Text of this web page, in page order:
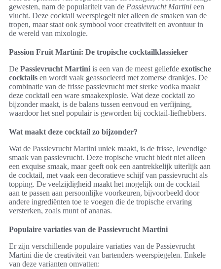
gewesten, nam de populariteit van de Passievrucht Martini een
vlucht. Deze cocktail weerspiegelt niet alleen de smaken van de
tropen, maar staat ook symbool voor creativiteit en avontuur in
de wereld van mixologie.
Passion Fruit Martini: De tropische cocktailklassieker
De Passievrucht Martini is een van de meest geliefde exotische
cocktails en wordt vaak geassocieerd met zomerse drankjes. De
combinatie van de frisse passievrucht met sterke vodka maakt
deze cocktail een ware smaakexplosie. Wat deze cocktail zo
bijzonder maakt, is de balans tussen eenvoud en verfijning,
waardoor het snel populair is geworden bij cocktail-liefhebbers.
Wat maakt deze cocktail zo bijzonder?
Wat de Passievrucht Martini uniek maakt, is de frisse, levendige
smaak van passievrucht. Deze tropische vrucht biedt niet alleen
een exquise smaak, maar geeft ook een aantrekkelijk uiterlijk aan
de cocktail, met vaak een decoratieve schijf van passievrucht als
topping. De veelzijdigheid maakt het mogelijk om de cocktail
aan te passen aan persoonlijke voorkeuren, bijvoorbeeld door
andere ingrediënten toe te voegen die de tropische ervaring
versterken, zoals munt of ananas.
Populaire variaties van de Passievrucht Martini
Er zijn verschillende populaire variaties van de Passievrucht
Martini die de creativiteit van bartenders weerspiegelen. Enkele
van deze varianten omvatten: